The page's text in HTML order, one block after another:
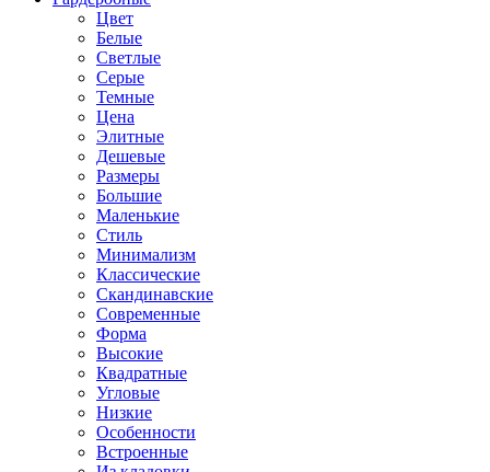
Цвет
Белые
Светлые
Серые
Темные
Цена
Элитные
Дешевые
Размеры
Большие
Маленькие
Стиль
Минимализм
Классические
Скандинавские
Современные
Форма
Высокие
Квадратные
Угловые
Низкие
Особенности
Встроенные